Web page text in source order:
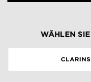
WÄHLEN